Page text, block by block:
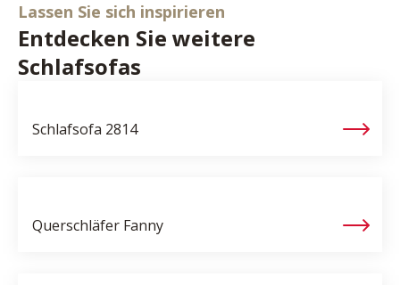
Lassen Sie sich inspirieren
Entdecken Sie weitere
Schlafsofas
Schlafsofa 2814
Querschläfer Fanny